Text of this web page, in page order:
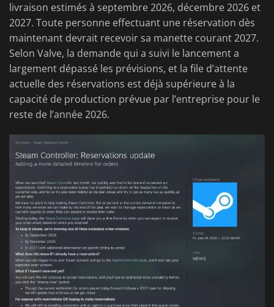
livraison estimés à septembre 2026, décembre 2026 et
2027. Toute personne effectuant une réservation dès
maintenant devrait recevoir sa manette courant 2027.
Selon Valve, la demande qui a suivi le lancement a
largement dépassé les prévisions, et la file d’attente
actuelle des réservations est déjà supérieure à la
capacité de production prévue par l’entreprise pour le
reste de l’année 2026.